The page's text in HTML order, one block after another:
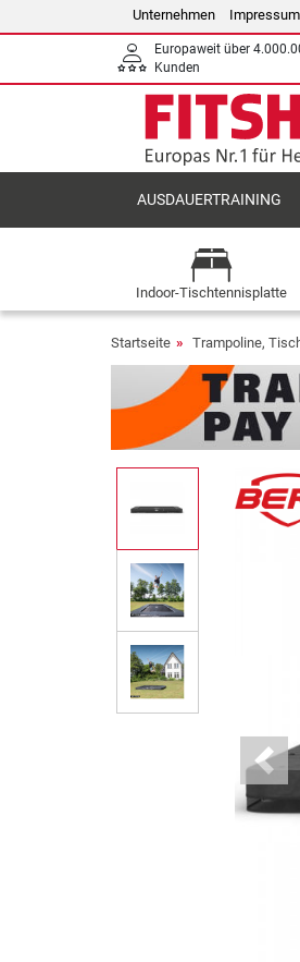
Unternehmen Impressum
Europaweit über
Kunden
AUSDAUERTRAINING
Indoor-Tischtennisplatte
Startseite Trampoline,